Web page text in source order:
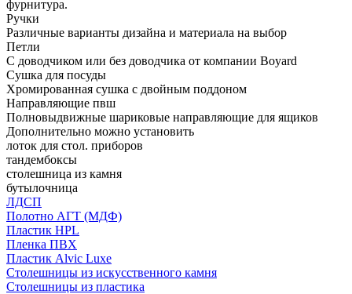
фурнитура.
Ручки
Различные варианты дизайна и материала на выбор
Петли
С доводчиком или без доводчика от компании Boyard
Сушка для посуды
Хромированная сушка с двойным поддоном
Направляющие пвш
Полновыдвижные шариковые направляющие для ящиков
Дополнительно можно установить
лоток для стол. приборов
тандембоксы
столешница из камня
бутылочница
ЛДСП
Полотно АГТ (МДФ)
Пластик HPL
Пленка ПВХ
Пластик Alvic Luxe
Столешницы из искусственного камня
Столешницы из пластика